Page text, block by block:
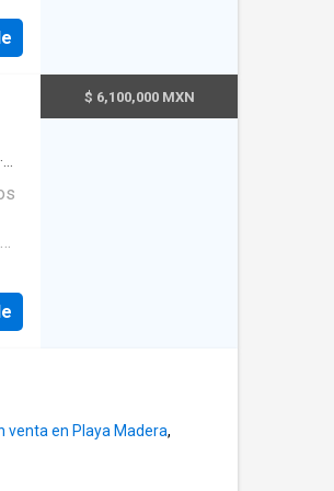
·
$ 6,100,000 MXN
venta en Playa Madera,